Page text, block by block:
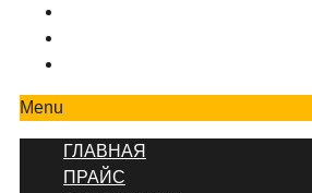
Menu
ГЛАВНАЯ
ПРАЙС